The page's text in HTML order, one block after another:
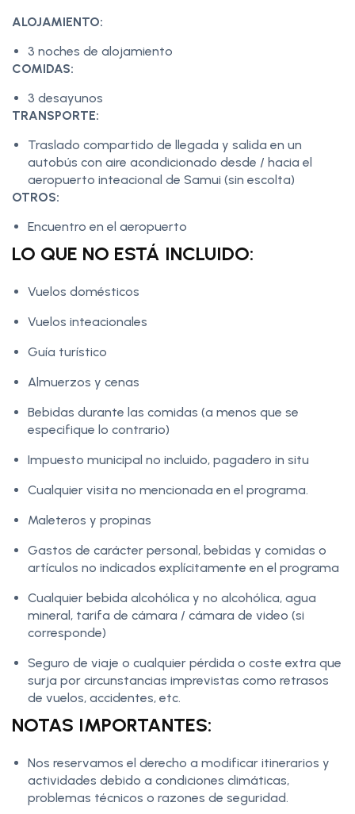
ALOJAMIENTO:
3 noches de alojamiento
COMIDAS:
3 desayunos
TRANSPORTE:
Traslado compartido de llegada y salida en un
autobús con aire acondicionado desde / hacia el
aeropuerto inteacional de Samui (sin escolta)
OTROS:
Encuentro en el aeropuerto
LO QUE NO ESTÁ INCLUIDO:
Vuelos domésticos
Vuelos inteacionales
Guía turístico
Almuerzos y cenas
Bebidas durante las comidas (a menos que se
especifique lo contrario)
Impuesto municipal no incluido, pagadero in situ
Cualquier visita no mencionada en el programa.
Maleteros y propinas
Gastos de carácter personal, bebidas y comidas o
artículos no indicados explícitamente en el programa
Cualquier bebida alcohólica y no alcohólica, agua
mineral, tarifa de cámara / cámara de video (si
corresponde)
Seguro de viaje o cualquier pérdida o coste extra que
surja por circunstancias imprevistas como retrasos
de vuelos, accidentes, etc.
NOTAS IMPORTANTES:
Nos reservamos el derecho a modificar itinerarios y
actividades debido a condiciones climáticas,
problemas técnicos o razones de seguridad.